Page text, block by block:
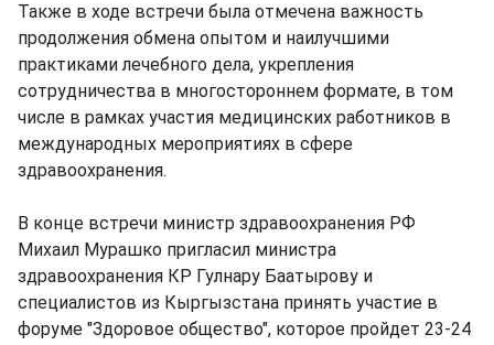
Также в ходе встречи была отмечена важность
продолжения обмена опытом и наилучшими
практиками лечебного дела, укрепления
сотрудничества в многостороннем формате, в том
числе в рамках участия медицинских работников в
международных мероприятиях в сфере
здравоохранения.
В конце встречи министр здравоохранения РФ
Михаил Мурашко пригласил министра
здравоохранения КР Гулнару Баатырову и
специалистов из Кыргызстана принять участие в
форуме "Здоровое общество", которое пройдет 23-24